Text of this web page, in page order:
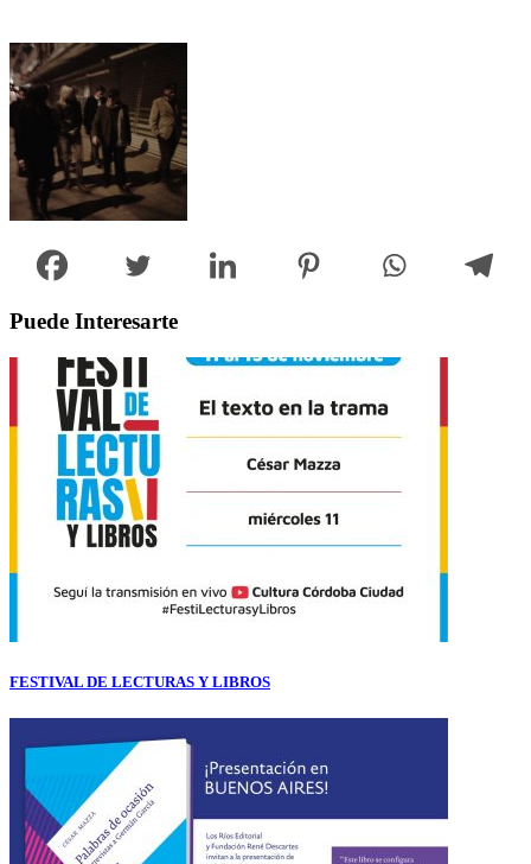
Puede Interesarte
FESTIVAL DE LECTURAS Y LIBROS